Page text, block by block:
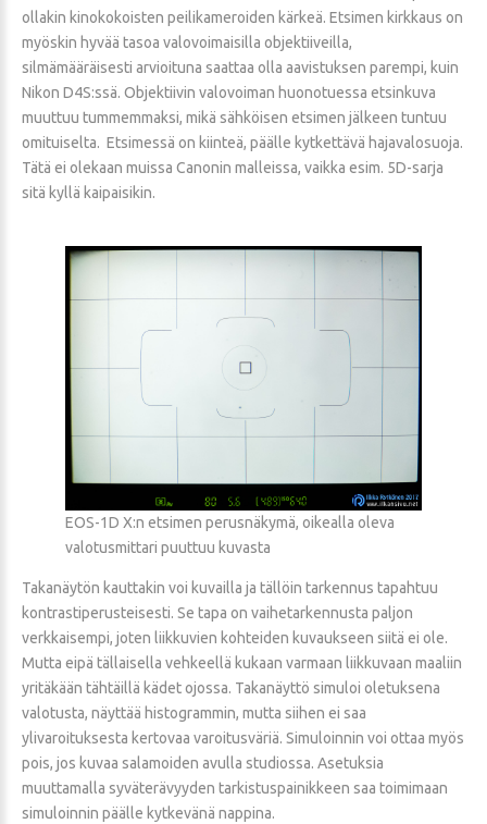
ollakin kinokokoisten peilikameroiden kärkeä. Etsimen kirkkaus on
myöskin hyvää tasoa valovoimaisilla objektiiveilla,
silmämääräisesti arvioituna saattaa olla aavistuksen parempi, kuin
Nikon D4S:ssä. Objektiivin valovoiman huonotuessa etsinkuva
muuttuu tummemmaksi, mikä sähköisen etsimen jälkeen tuntuu
omituiselta. Etsimessä on kiinteä, päälle kytkettävä hajavalosuoja.
Tätä ei olekaan muissa Canonin malleissa, vaikka esim. 5D-sarja
sitä kyllä kaipaisikin.
EOS-1D X:n etsimen perusnäkymä, oikealla oleva
valotusmittari puuttuu kuvasta
Takanäytön kauttakin voi kuvailla ja tällöin tarkennus tapahtuu
kontrastiperusteisesti. Se tapa on vaihetarkennusta paljon
verkkaisempi, joten liikkuvien kohteiden kuvaukseen siitä ei ole.
Mutta eipä tällaisella vehkeellä kukaan varmaan liikkuvaan maaliin
yritäkään tähtäillä kädet ojossa. Takanäyttö simuloi oletuksena
valotusta, näyttää histogrammin, mutta siihen ei saa
ylivaroituksesta kertovaa varoitusväriä. Simuloinnin voi ottaa myös
pois, jos kuvaa salamoiden avulla studiossa. Asetuksia
muuttamalla syväterävyyden tarkistuspainikkeen saa toimimaan
simuloinnin päälle kytkevänä nappina.